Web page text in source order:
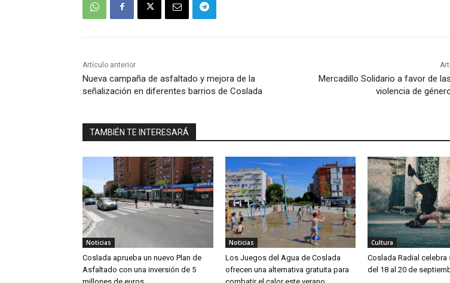
Artículo anterior
Nueva campaña de asfaltado y mejora de la
señalización en diferentes barrios de Coslada
Mercadillo Solidario a favor de
violencia de
TAMBIÉN TE INTERESARÁ
Noticias
Coslada aprueba un nuevo Plan de
Asfaltado con una inversión de 5
Noticias
Los Juegos del Agua de Coslada
ofrecen una alternativa gratuita para
Cultura
Coslada Radial celebra
del 18 al 20 de